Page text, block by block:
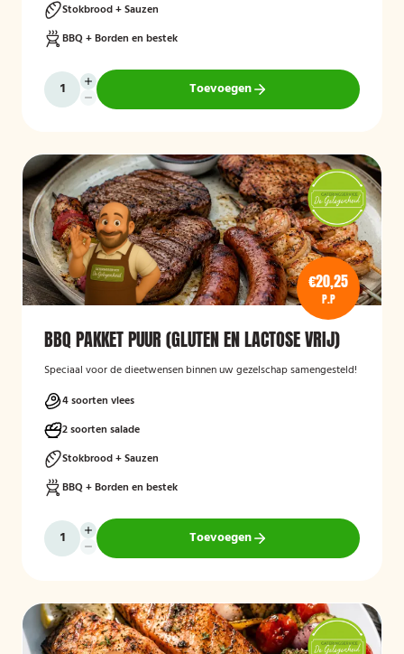
Stokbrood + Sauzen
BBQ + Borden en bestek
Toevoegen
€20,25
P.P
BBQ PAKKET PUUR (GLUTEN EN LACTOSE VRIJ)
Speciaal voor de dieetwensen binnen uw gezelschap samengesteld!
4 soorten vlees
2 soorten salade
Stokbrood + Sauzen
BBQ + Borden en bestek
Toevoegen